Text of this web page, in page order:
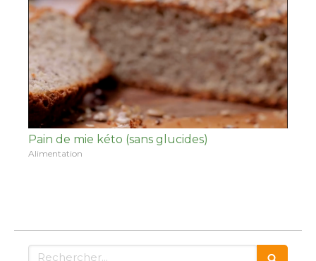
Pain de mie kéto (sans glucides)
Alimentation
Rechercher